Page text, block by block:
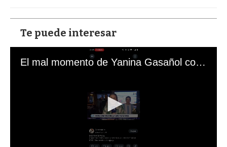
Te puede interesar
El mal momento de Yanina Gasañol con un hincha argentino en "Subrayado"